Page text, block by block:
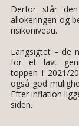
Derfor står
allokeringen og
risikoniveau.
Langsigtet – de
for et lavt
toppen i 2021/
også god
Efter inflation
siden.